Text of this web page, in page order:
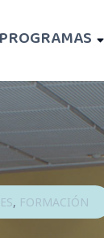
PROGRAMAS
, FORMACIÓN